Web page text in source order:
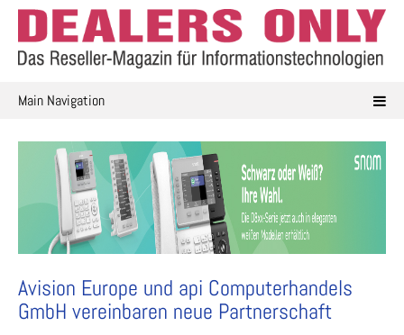
Skip
content
Main Navigation
Avision Europe und api Computerhandels
GmbH vereinbaren neue Partnerschaft